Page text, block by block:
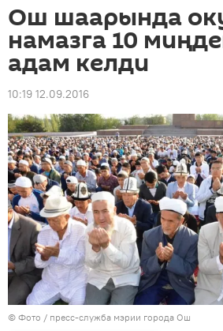
Ош шаарында
намазга 10
адам келди
10:19 12.09.2016
© Фото / пресс-служба мэрии города Ош